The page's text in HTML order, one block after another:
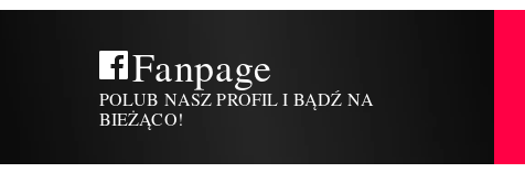
Fanpage
POLUB NASZ PROFIL I BĄDŹ NA
BIEŻĄCO!